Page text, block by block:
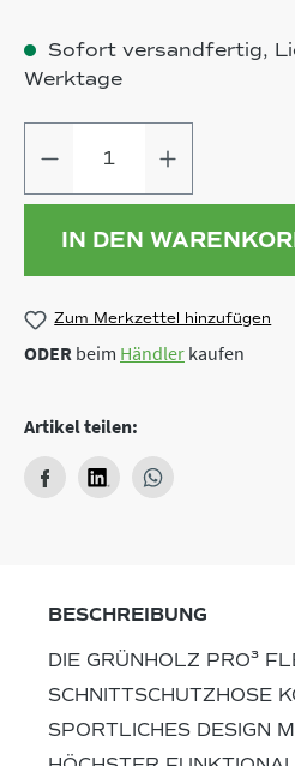
Sofort versandfertig,
Werktage
IN DEN
Zum Merkzettel hinzufügen
ODER beim Händler kaufen
Artikel teilen:
BESCHREIBUNG
DIE GRÜNHOLZ PRO³
SCHNITTSCHUTZHOSE
SPORTLICHES DESIGN